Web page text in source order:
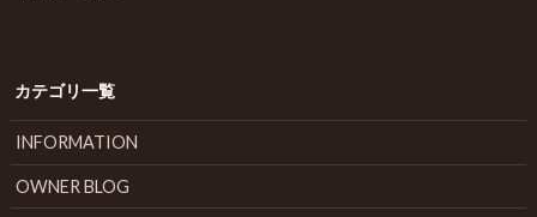
カテゴリ一覧
INFORMATION
OWNER BLOG